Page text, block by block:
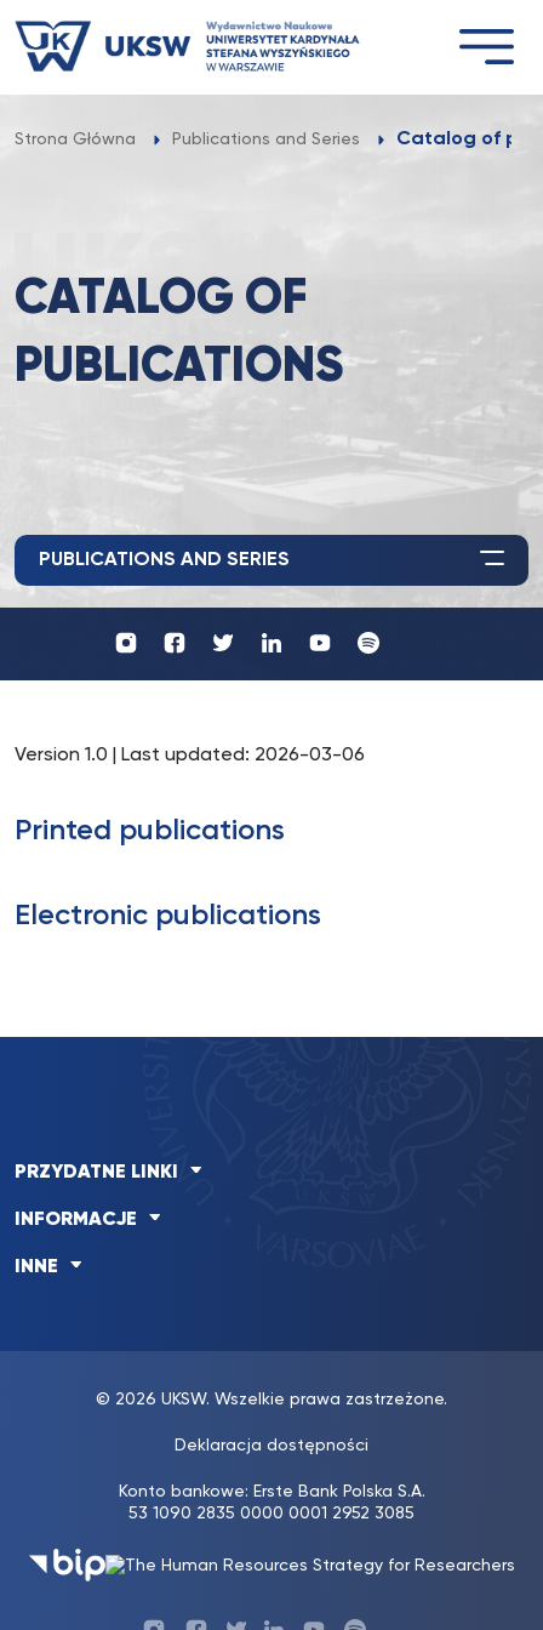
do
treści
Strona Główna Publications and Series Catalog of
CATALOG OF
PUBLICATIONS
Profil
UKSW
Wydawnictwo
Profil
Profil
UKSW
YouTube
PUBLICATIONS AND SERIES
Version 1.0 | Last updated: 2026-03-06
Printed publications
Electronic publications
PRZYDATNE LINKI
INFORMACJE
INNE
© 2026 UKSW. Wszelkie prawa zastrzeżone.
Deklaracja dostępności
Konto bankowe: Erste Bank Polska S.A.
53 1090 2835 0000 0001 2952 3085